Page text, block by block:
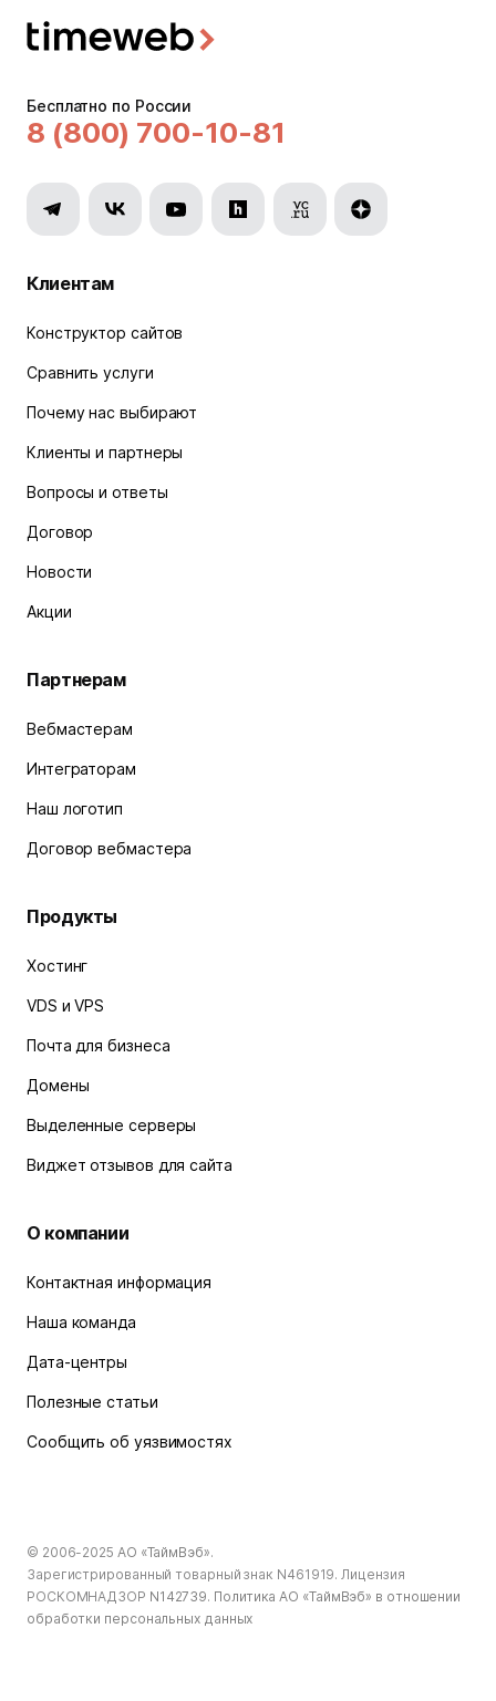
Бесплатно по России
8 (800) 700-10-81
Клиентам
Конструктор сайтов
Сравнить услуги
Почему нас выбирают
Клиенты и партнеры
Вопросы и ответы
Договор
Новости
Акции
Партнерам
Вебмастерам
Интеграторам
Наш логотип
Договор вебмастера
Продукты
Хостинг
VDS и VPS
Почта для бизнеса
Домены
Выделенные серверы
Виджет отзывов для сайта
О компании
Контактная информация
Наша команда
Дата-центры
Полезные статьи
Сообщить об уязвимостях
© 2006-2025 АО «ТаймВэб».
Зарегистрированный товарный знак N461919. Лицензия
РОСКОМНАДЗОР N142739. Политика АО «ТаймВэб» в отношении
обработки персональных данных